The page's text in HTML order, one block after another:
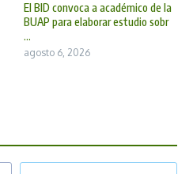
El BID convoca a académico de la
BUAP para elaborar estudio sobr
...
agosto 6, 2026